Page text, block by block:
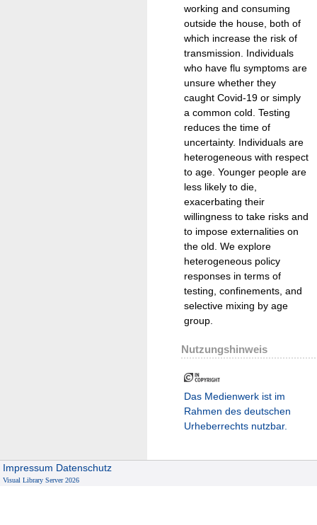
working and consuming
outside the house, both of
which increase the risk of
transmission. Individuals
who have flu symptoms are
unsure whether they
caught Covid-19 or simply
a common cold. Testing
reduces the time of
uncertainty. Individuals are
heterogeneous with respect
to age. Younger people are
less likely to die,
exacerbating their
willingness to take risks and
to impose externalities on
the old. We explore
heterogeneous policy
responses in terms of
testing, confinements, and
selective mixing by age
group.
Nutzungshinweis
Das Medienwerk ist im
Rahmen des deutschen
Urheberrechts nutzbar.
Impressum Datenschutz
Visual Library Server 2026